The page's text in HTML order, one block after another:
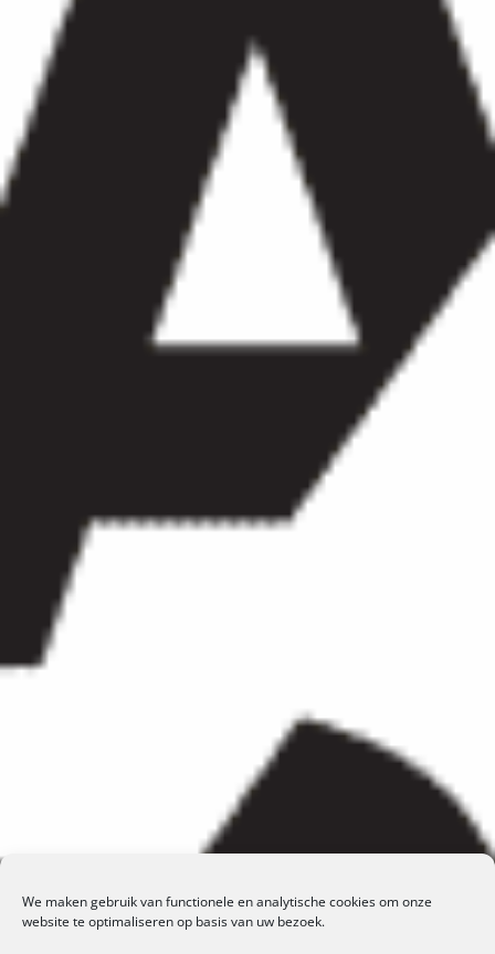
We maken gebruik van functionele en analytische cookies om onze
website te optimaliseren op basis van uw bezoek.